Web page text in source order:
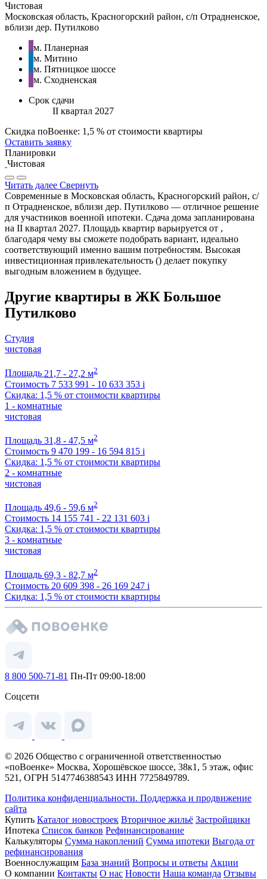
Чистовая
Московская область, Красногорский район, с/п Отрадненское,
вблизи дер. Путилково
м. Планерная
м. Митино
м. Пятницкое шоссе
м. Сходненская
Срок сдачи
II квартал 2027
Скидка поВоенке: 1,5 % от стоимости квартиры
Оставить заявку
Планировки
Чистовая
Читать далее Свернуть
Современные в Московская область, Красногорский район, с/
п Отрадненское, вблизи дер. Путилково — отличное решение
для участников военной ипотеки. Сдача дома запланирована
на II квартал 2027. Площадь квартир варьируется от ,
благодаря чему вы сможете подобрать вариант, идеально
соответствующий именно вашим потребностям. Высокая
инвестиционная привлекательность () делает покупку
выгодным вложением в будущее.
Другие квартиры в ЖК Большое
Путилково
Студия
чистовая
Площадь 21,7 - 27,2 м2
Стоимость 7 533 991 - 10 633 353 i
Скидка: 1,5 % от стоимости квартиры
1 - комнатные
чистовая
Площадь 31,8 - 47,5 м2
Стоимость 9 470 199 - 16 594 815 i
Скидка: 1,5 % от стоимости квартиры
2 - комнатные
чистовая
Площадь 49,6 - 59,6 м2
Стоимость 14 155 741 - 22 131 603 i
Скидка: 1,5 % от стоимости квартиры
3 - комнатные
чистовая
Площадь 69,3 - 82,7 м2
Стоимость 20 609 398 - 26 169 247 i
Скидка: 1,5 % от стоимости квартиры
8 800 500-71-81 Пн-Пт 09:00-18:00
Соцсети
© 2026 Общество с ограниченной ответственностью
«поВоенке» Москва, Хорошёвское шоссе, 38к1, 5 этаж, офис
521, ОГРН 5147746388543 ИНН 7725849789.
Политика конфиденциальности. Поддержка и продвижение
сайта
Купить Каталог новостроек Вторичное жильё Застройщики
Ипотека Список банков Рефинансирование
Калькуляторы Сумма накоплений Сумма ипотеки Выгода от
рефинансирования
Военнослужащим База знаний Вопросы и ответы Акции
О компании Контакты О нас Новости Наша команда Отзывы